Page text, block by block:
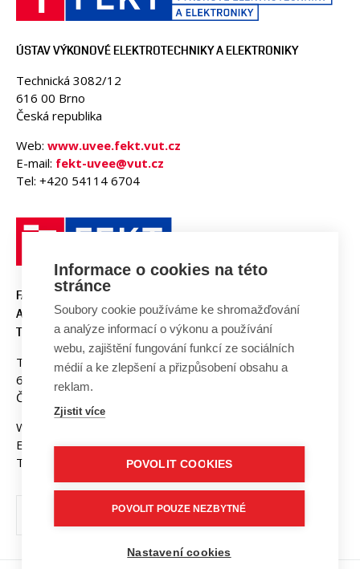
ÚSTAV VÝKONOVÉ ELEKTROTECHNIKY A ELEKTRONIKY
Technická 3082/12
616 00 Brno
Česká republika
Web: www.uvee.fekt.vut.cz
E-mail: fekt-uvee@vut.cz
Tel: +420 54114 6704
FAKULTA ELEKTROTECHNIKY
A KOMUNIKAČNÍCH
TECHNOLOGIÍ, VUT V BRNĚ
Technická 3058/10
616 00 Brno
Česká republika
Web:
E-mail:fekt-info@vut.cz
Tel: +420 541 141 111
Informace o cookies na této
stránce
Soubory cookie používáme ke shromažďování
a analýze informací o výkonu a používání
webu, zajištění fungování funkcí ze sociálních
médií a ke zlepšení a přizpůsobení obsahu a
reklam.
Zjistit více
POVOLIT COOKIES
POVOLIT POUZE NEZBYTNÉ
Nastavení cookies